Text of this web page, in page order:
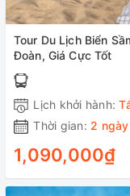
Tour Du Lịch Biển
Đoàn, Giá Cực Tốt
Lịch khởi hành:
Thời gian: 2
1,090,000₫